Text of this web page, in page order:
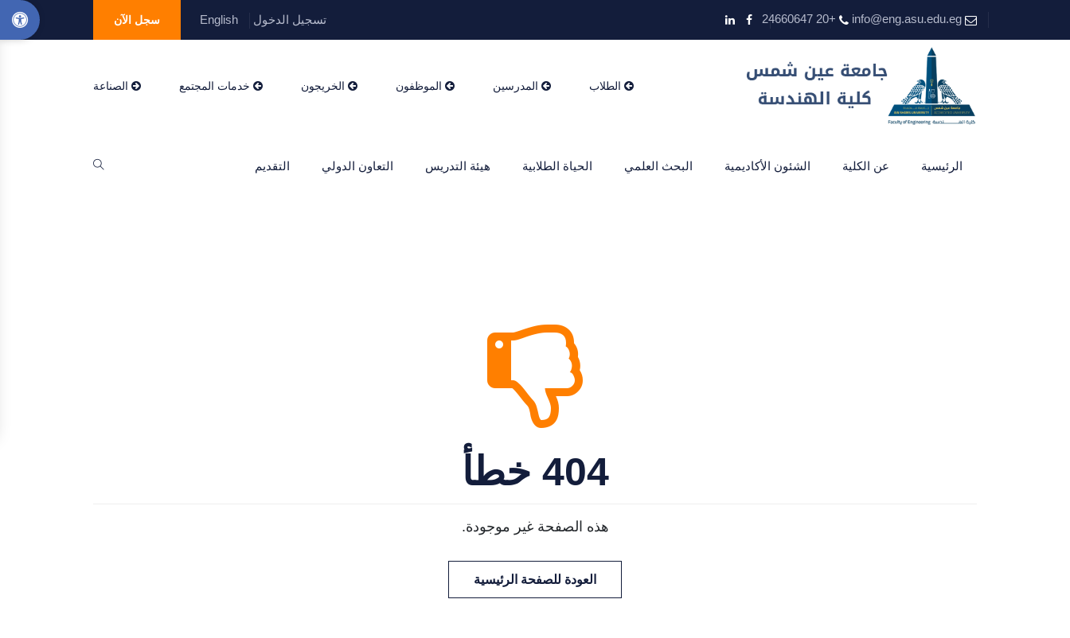
info@eng.asu.edu.eg
+20 24660647 تسجيل الدخول English سجل الآن
الطلاب المدرسين الموظفون الخريجون خدمات المجتمع الصناعة
الرئيسية عن الكلية الشئون الأكاديمية البحث العلمي الحياة الطلابية هيئة التدريس التعاون الدولي التقديم
404 خطأ
هذه الصفحة غير موجودة.
العودة للصفحة الرئيسية